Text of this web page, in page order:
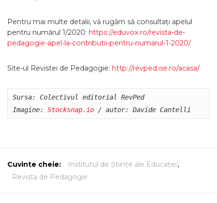
Pentru mai multe detalii, vă rugăm să consultați apelul
pentru numărul 1/2020: https://eduvox.ro/revista-de-
pedagogie-apel-la-contributii-pentru-numarul-1-2020/
Site-ul Revistei de Pedagogie: http://revped.ise.ro/acasa/
Sursa: Colectivul editorial RevPed
Imagine: Stocksnap.io / autor: Davide Cantelli
Cuvinte cheie: Institutul de Științe ale Educației,
Revista de Pedagogie